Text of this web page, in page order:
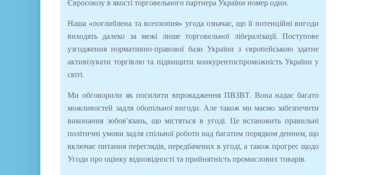
Євросоюзу в якості торговельного партнера України номер один.
Наша «поглиблена та всеохопня» угода означає, що її потенційні вигоди
виходять далеко за межі лише торговельної лібералізації. Поступове
узгодження нормативно-правової бази України з європейською здатне
активізувати торгівлю та підвищити конкурентоспроможність України у
світі.
Ми обговорили як посилити впровадження ПВЗВТ. Вона надає багато
можливостей задля обопільної вигоди. Але також ми маємо забезпечити
виконання зобов'язань, що містяться в угоді. Це встановить правильні
політичні умови задля спільної роботи над багатим порядком денним, що
включає питання переглядів, передбачених в угоді, а також прогрес щодо
Угоди про оцінку відповідності та прийнятність промислових товарів.